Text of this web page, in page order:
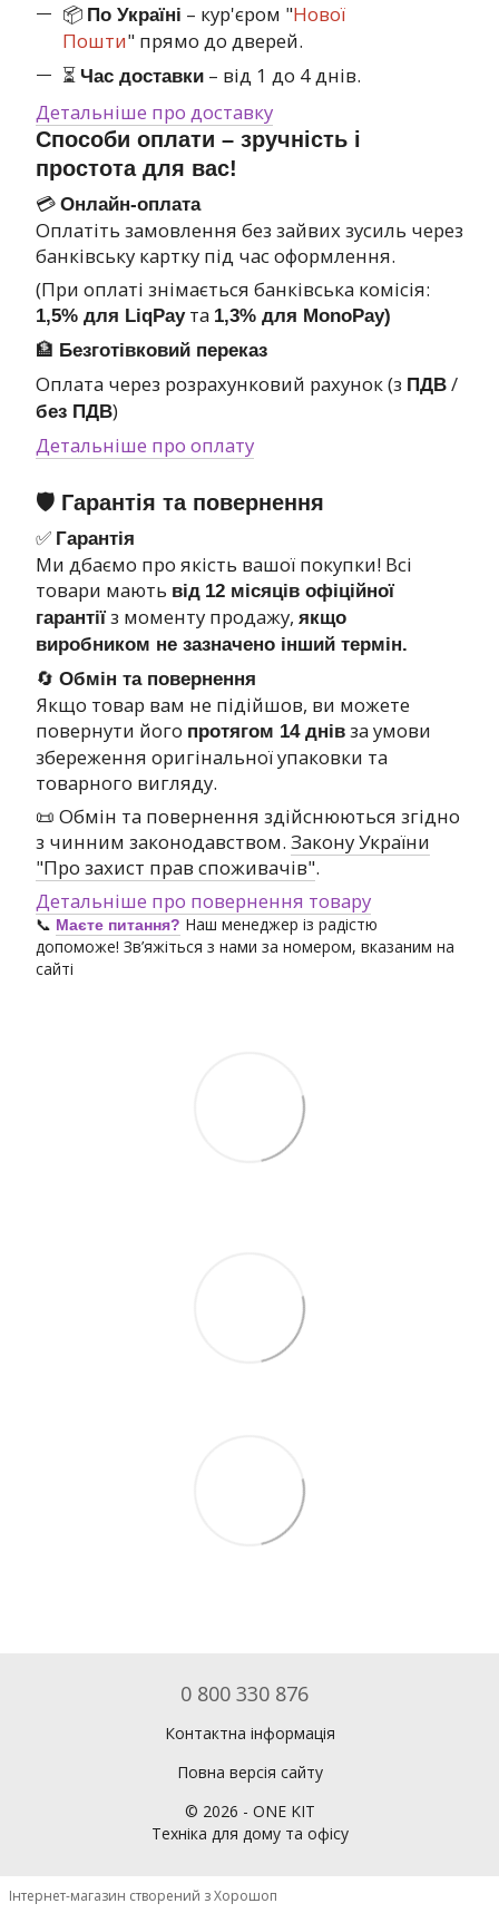
📦 По Україні – кур'єром "Нової
Пошти" прямо до дверей.
⏳ Час доставки – від 1 до 4 днів.
Детальніше про доставку
Способи оплати – зручність і
простота для вас!
💳 Онлайн-оплата
Оплатіть замовлення без зайвих зусиль через
банківську картку під час оформлення.
(При оплаті знімається банківська комісія:
1,5% для LiqPayта 1,3% для MonoPay)
🏦 Безготівковий переказ
Оплата через розрахунковий рахунок (з ПДВ /
без ПДВ)
Детальніше про оплату
🛡 Гарантія та повернення
✅ Гарантія
Ми дбаємо про якість вашої покупки! Всі
товари мають від 12 місяців офіційної
гарантії з моменту продажу, якщо
виробником не зазначено інший термін.
🔄 Обмін та повернення
Якщо товар вам не підійшов, ви можете
повернути його протягом 14 днів за умови
збереження оригінальної упаковки та
товарного вигляду.
📜 Обмін та повернення здійснюються згідно
з чинним законодавством. Закону України
"Про захист прав споживачів".
Детальніше про повернення товару
📞 Маєте питання? Наш менеджер із радістю
допоможе! Зв’яжіться з нами за номером, вказаним на
сайті
0 800 330 876
Контактна інформація
Повна версія сайту
© 2026 - ONE KIT
Техніка для дому та офісу
Інтернет-магазин створений з Хорошоп